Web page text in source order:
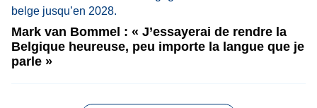
Mark van Bommel : « J’essayerai de rendre la
Belgique heureuse, peu importe la langue que je
parle »